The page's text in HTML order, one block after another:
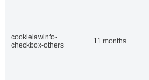
cookielawinfo-
checkbox-others
11 months